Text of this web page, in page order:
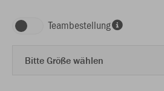
Teambestellung
Bitte Größe wählen